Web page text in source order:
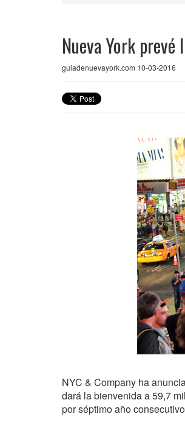
Nueva York
guiadenuevayork.com 10-03-2016
NYC & Company ha
dará la bienvenida a 59,7
por séptimo año